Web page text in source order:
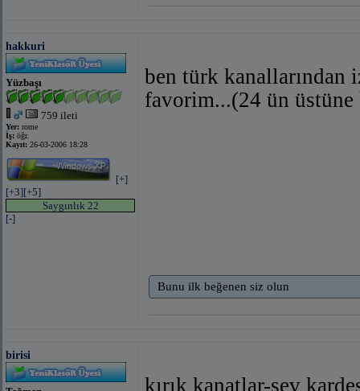
hakkuri
Yüzbaşı
759 ileti
Yer: rome
İş: öğr.
Kayıt: 26-03-2006 18:28
[+]
[+3][+5]
Saygınlık 22
[-]
ben türk
favorim...(24 ün
Bunu ilk beğenen siz olun
birisi
kırık kanatlar-sev